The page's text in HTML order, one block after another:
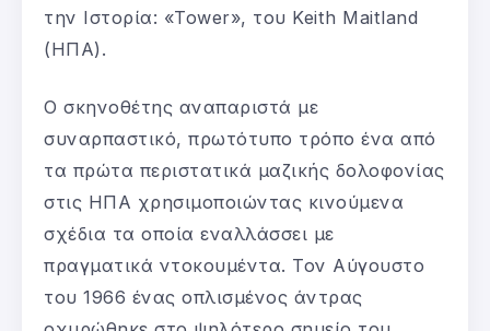
την Ιστορία: «Tower», του Keith Maitland
(ΗΠΑ).
Ο σκηνοθέτης αναπαριστά με
συναρπαστικό, πρωτότυπο τρόπο ένα από
τα πρώτα περιστατικά μαζικής δολοφονίας
στις ΗΠΑ χρησιμοποιώντας κινούμενα
σχέδια τα οποία εναλλάσσει με
πραγματικά ντοκουμέντα. Τον Αύγουστο
του 1966 ένας οπλισμένος άντρας